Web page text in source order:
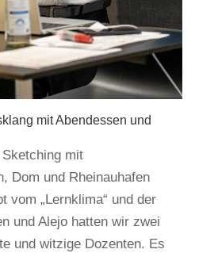
mit Abendessen und
mit
Dom und Rheinauhafen
vom „Lernklima“ und der
und Alejo hatten wir zwei
und witzige Dozenten. Es